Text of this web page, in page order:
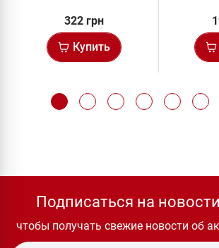
322 грн
Купить
Подписаться на
чтобы получать свежие новости об